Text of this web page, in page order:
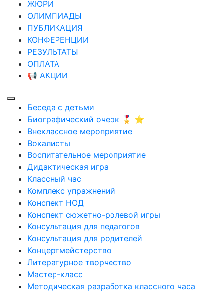
ЖЮРИ
ОЛИМПИАДЫ
ПУБЛИКАЦИЯ
КОНФЕРЕНЦИИ
РЕЗУЛЬТАТЫ
ОПЛАТА
📢 АКЦИИ
Беседа с детьми
Биографический очерк 🎖️ ⭐
Внеклассное мероприятие
Вокалисты
Воспитательное мероприятие
Дидактическая игра
Классный час
Комплекс упражнений
Конспект НОД
Конспект сюжетно-ролевой игры
Консультация для педагогов
Консультация для родителей
Концертмейстерство
Литературное творчество
Мастер-класс
Методическая разработка классного часа